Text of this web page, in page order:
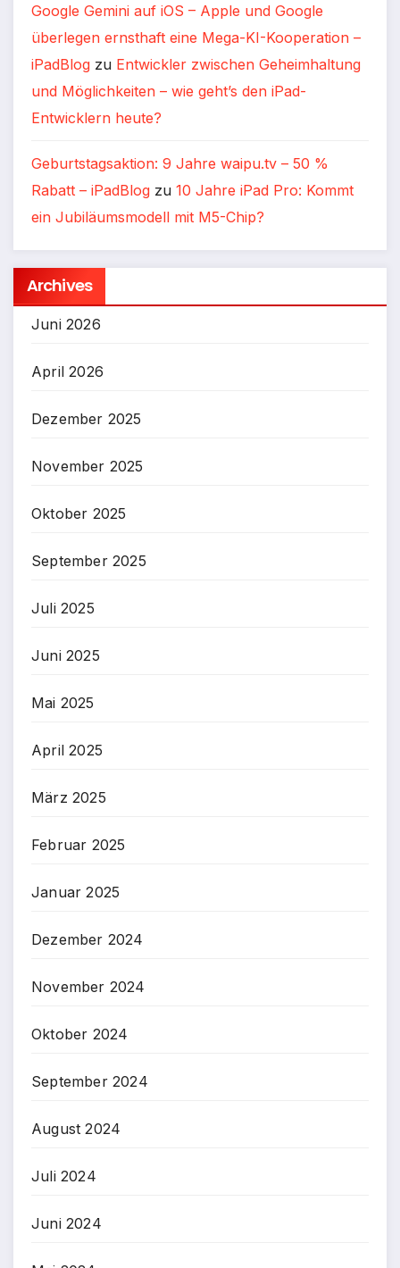
Google Gemini auf iOS – Apple und Google
überlegen ernsthaft eine Mega-KI-Kooperation –
iPadBlog zu Entwickler zwischen Geheimhaltung
und Möglichkeiten – wie geht’s den iPad-
Entwicklern heute?
Geburtstagsaktion: 9 Jahre waipu.tv – 50 %
Rabatt – iPadBlog zu 10 Jahre iPad Pro: Kommt
ein Jubiläumsmodell mit M5-Chip?
Archives
Juni 2026
April 2026
Dezember 2025
November 2025
Oktober 2025
September 2025
Juli 2025
Juni 2025
Mai 2025
April 2025
März 2025
Februar 2025
Januar 2025
Dezember 2024
November 2024
Oktober 2024
September 2024
August 2024
Juli 2024
Juni 2024